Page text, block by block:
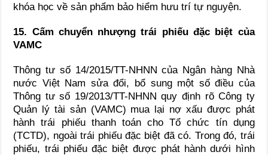
khóa học về sản phẩm bảo hiểm hưu trí tự nguyện.
15. Cấm chuyển nhượng trái phiếu đặc biệt của
VAMC
Thông tư số 14/2015/TT-NHNN của Ngân hàng Nhà
nước Việt Nam sửa đổi, bổ sung một số điều của
Thông tư số 19/2013/TT-NHNN quy định rõ Công ty
Quản lý tài sản (VAMC) mua lại nợ xấu được phát
hành trái phiếu thanh toán cho Tổ chức tín dụng
(TCTD), ngoài trái phiếu đặc biệt đã có. Trong đó, trái
phiếu, trái phiếu đặc biệt được phát hành dưới hình